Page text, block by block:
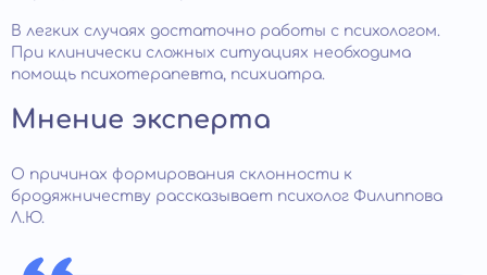
В легких случаях достаточно работы с психологом.
При клинически сложных ситуациях необходима
помощь психотерапевта, психиатра.
Мнение эксперта
О причинах формирования склонности к
бродяжничеству рассказывает психолог Филиппова
Л.Ю.